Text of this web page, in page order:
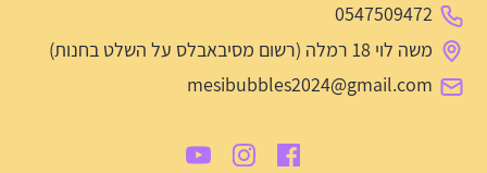
0547509472
משה לוי 18 רמלה (רשום מסיבאבלס על השלט בחנות)
mesibubbles2024@gmail.com